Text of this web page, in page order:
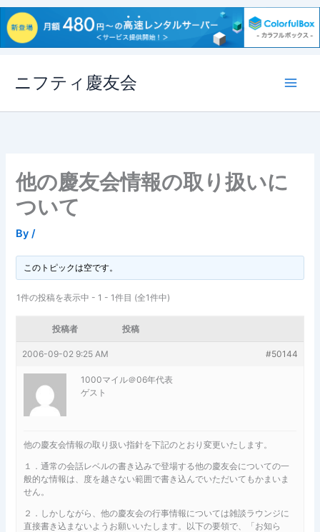
ス
ニフティ慶友会
他の慶友会情報の取り扱いに
ついて
By/
このトピックは空です。
1件の投稿を表示中 - 1 - 1件目 (全1件中)
投稿者 投稿
2006-09-02 9:25 AM #50144
1000マイル＠06年代表
ゲスト
他の慶友会情報の取り扱い指針を下記のとおり変更いたします。
１．通常の会話レベルの書き込みで登場する他の慶友会についての一
般的な情報は、度を越さない範囲で書き込んでいただいてもかまいま
せん。
２．しかしながら、他の慶友会の行事情報については雑談ラウンジに
直接書き込まないようお願いいたします。以下の要領で、「お知ら